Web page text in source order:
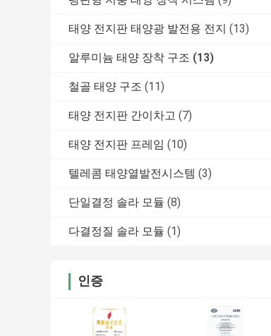
태양 전지판 태양광 발전용 전지 (13)
알루미늄 태양 장착 구조 (13)
철골 태양 구조 (11)
태양 전지판 간이차고 (7)
태양 전지판 프레임 (10)
텔레콤 태양열발전시스템 (3)
단일결정 솔라 모듈 (8)
다결정질 솔라 모듈 (1)
인증